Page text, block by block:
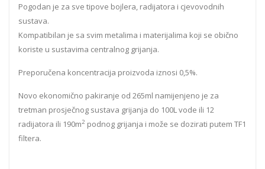
Pogodan je za sve tipove bojlera, radijatora i cjevovodnih
sustava.
Kompatibilan je sa svim metalima i materijalima koji se obično
koriste u sustavima centralnog grijanja.
Preporučena koncentracija proizvoda iznosi 0,5%.
Novo ekonomično pakiranje od 265ml namijenjeno je za
tretman prosječnog sustava grijanja do 100L vode ili 12
radijatora ili 190m2 podnog grijanja i može se dozirati putem TF1
filtera.